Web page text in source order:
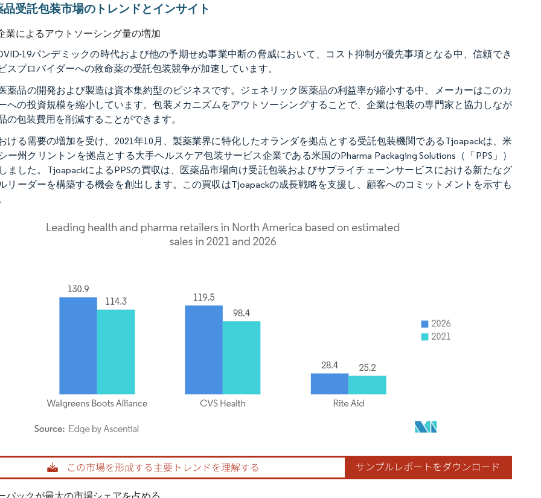
受託包装市場のトレンドとインサイト
業によるアウトソーシング量の増加
19パンデミックの時代および他の予期せぬ事業中断の脅威において、コスト抑制が優先事項となる中、信頼でき
スプロバイダーへの救命薬の受託包装競争が加速しています。
薬品の開発および製造は資本集約型のビジネスです。ジェネリック医薬品の利益率が縮小する中、メーカーはこのカ
への投資規模を縮小しています。包装メカニズムをアウトソーシングすることで、企業は包装の専門家と協力しなが
の包装費用を削減することができます。
ける需要の増加を受け、2021年10月、製薬業界に特化したオランダを拠点とする受託包装機関であるTjoapackは、米
ー州クリントンを拠点とする大手ヘルスケア包装サービス企業である米国のPharma Packaging Solutions（「PPS」）
ました。TjoapackによるPPSの買収は、医薬品市場向け受託包装およびサプライチェーンサービスにおける新たなグ
リーダーを構築する機会を創出します。この買収はTjoapackの成長戦略を支援し、顧客へのコミットメントを示すも
Intelligence。再利用にはCC BY 4.0の表示が必要です。